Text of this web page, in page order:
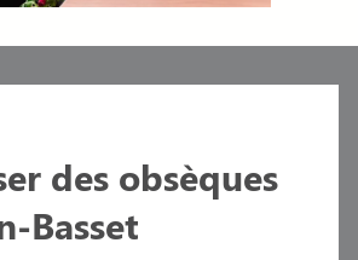
des obsèques
Basset